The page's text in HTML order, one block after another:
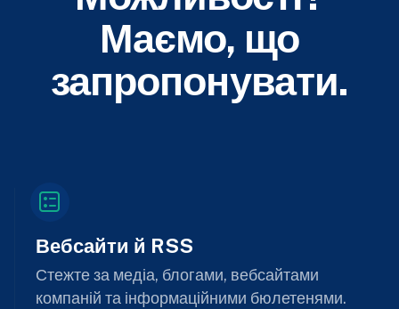
Маємо, що
запропонувати.
Вебсайти й RSS
Стежте за медіа, блогами, вебсайтами
компаній та інформаційними бюлетенями.